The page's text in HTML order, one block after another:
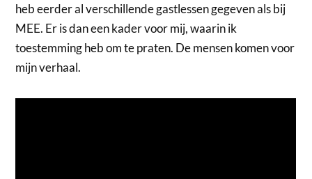
heb eerder al verschillende gastlessen gegeven als bij
MEE. Er is dan een kader voor mij, waarin ik
toestemming heb om te praten. De mensen komen voor
mijn verhaal.